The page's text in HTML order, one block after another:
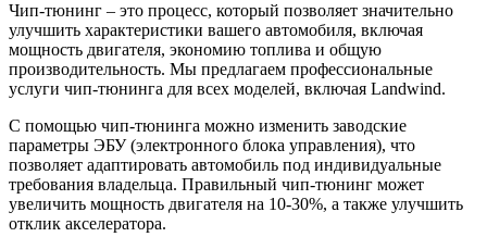
Чип-тюнинг – это процесс, который позволяет значительно
улучшить характеристики вашего автомобиля, включая
мощность двигателя, экономию топлива и общую
производительность. Мы предлагаем профессиональные
услуги чип-тюнинга для всех моделей, включая Landwind.
С помощью чип-тюнинга можно изменить заводские
параметры ЭБУ (электронного блока управления), что
позволяет адаптировать автомобиль под индивидуальные
требования владельца. Правильный чип-тюнинг может
увеличить мощность двигателя на 10-30%, а также улучшить
отклик акселератора.